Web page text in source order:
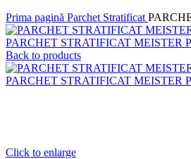
Prima pagină Parchet Stratificat
PARCHET STRATIFICAT MEISTER
Back to products
PARCHET STRATIFICAT MEISTER
Click to enlarge